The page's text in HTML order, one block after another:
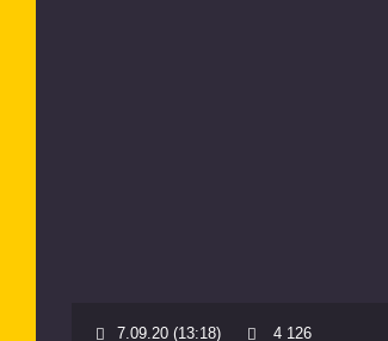
7.09.20 (13:18) 4 126